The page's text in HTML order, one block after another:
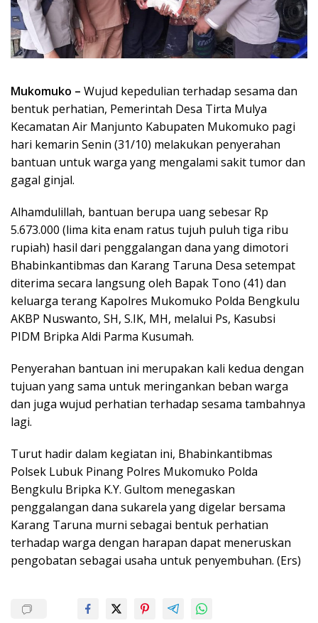
Mukomuko – Wujud kepedulian terhadap sesama dan
bentuk perhatian, Pemerintah Desa Tirta Mulya
Kecamatan Air Manjunto Kabupaten Mukomuko pagi
hari kemarin Senin (31/10) melakukan penyerahan
bantuan untuk warga yang mengalami sakit tumor dan
gagal ginjal.
Alhamdulillah, bantuan berupa uang sebesar Rp
5.673.000 (lima kita enam ratus tujuh puluh tiga ribu
rupiah) hasil dari penggalangan dana yang dimotori
Bhabinkantibmas dan Karang Taruna Desa setempat
diterima secara langsung oleh Bapak Tono (41) dan
keluarga terang Kapolres Mukomuko Polda Bengkulu
AKBP Nuswanto, SH, S.IK, MH, melalui Ps, Kasubsi
PIDM Bripka Aldi Parma Kusumah.
Penyerahan bantuan ini merupakan kali kedua dengan
tujuan yang sama untuk meringankan beban warga
dan juga wujud perhatian terhadap sesama tambahnya
lagi.
Turut hadir dalam kegiatan ini, Bhabinkantibmas
Polsek Lubuk Pinang Polres Mukomuko Polda
Bengkulu Bripka K.Y. Gultom menegaskan
penggalangan dana sukarela yang digelar bersama
Karang Taruna murni sebagai bentuk perhatian
terhadap warga dengan harapan dapat meneruskan
pengobatan sebagai usaha untuk penyembuhan. (Ers)